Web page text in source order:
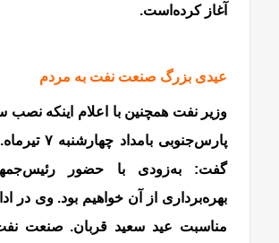
آغاز کرده‌است.
عیدی بزرگ صنعت نفت به مردم
پارس‌جنوبی
گفت: به‌‌‌‌‌‌زودی با حضور
بهره‌‌‌‌‌‌برداری از آن خواهیم بود. وی در
مناسبت عید سعید قربان. صنعت